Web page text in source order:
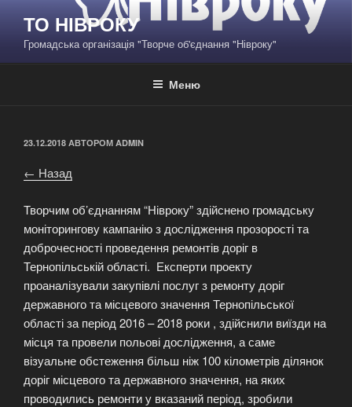
вмісту
ТО НІВРОКУ
Громадська організація "Творче об'єднання "Нівроку"
Меню
ОПУБЛІКОВАНО
23.12.2018 АВТОРОМ ADMIN
← Назад
Творчим об’єднанням “Нівроку” здійснено громадську
моніторингову кампанію з дослідження прозорості та
доброчесності проведення ремонтів доріг в
Тернопільській області. Експерти проекту
проаналізували закупівлі послуг з ремонту доріг
державного та місцевого значення Тернопільської
області за період 2016 – 2018 роки , здійснили виїзди на
місця та провели польові дослідження, а саме
візуальне обстеження більш ніж 100 кілометрів ділянок
доріг місцевого та державного значення, на яких
проводились ремонти у вказаний період, зробили